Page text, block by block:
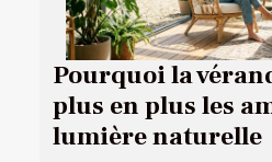
Pourquoi la
plus en plus les
lumière naturelle